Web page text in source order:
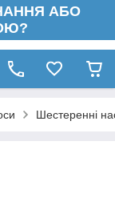
АБО
Шестеренні